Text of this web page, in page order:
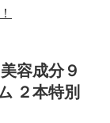
容成分９
２本特別